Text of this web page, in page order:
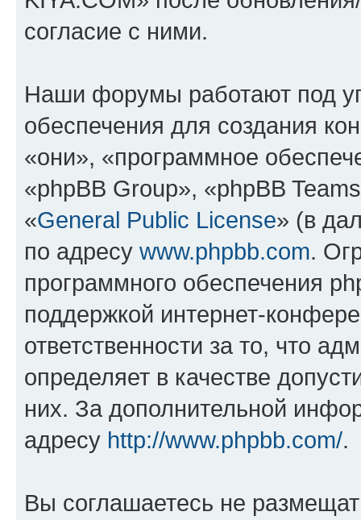
согласие с ними.
Наши форумы работают под
обеспечения для создания
«они», «программное
«phpBB Group», «phpBB
«General Public License» (в
по адресу www.phpbb.com.
программного обеспечения
поддержкой интернет-
ответственности за то, что
определяет в качестве
них. За дополнительной
адресу http://www.phpbb.com/.
Вы соглашаетесь не